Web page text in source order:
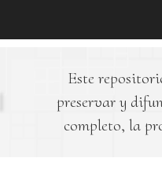
Este
preservar y
completo, la